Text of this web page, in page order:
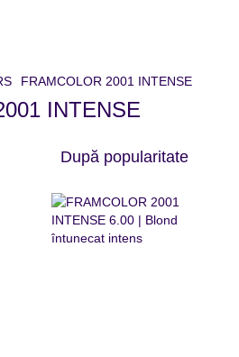
FRAMCOLOR 2001 INTENSE
INTENSE
După popularitate